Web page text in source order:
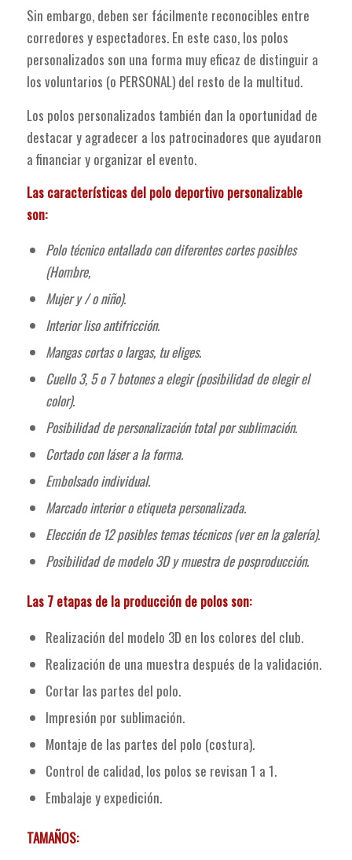
Sin embargo, deben ser fácilmente reconocibles entre
corredores y espectadores. En este caso, los polos
personalizados son una forma muy eficaz de distinguir a
los voluntarios (o PERSONAL) del resto de la multitud.
Los polos personalizados también dan la oportunidad de
destacar y agradecer a los patrocinadores que ayudaron
a financiar y organizar el evento.
Las características del polo deportivo personalizable
son:
Polo técnico entallado con diferentes cortes posibles
(Hombre,
Mujer y / o niño).
Interior liso antifricción.
Mangas cortas o largas, tu eliges.
Cuello 3, 5 o 7 botones a elegir (posibilidad de elegir el
color).
Posibilidad de personalización total por sublimación.
Cortado con láser a la forma.
Embolsado individual.
Marcado interior o etiqueta personalizada.
Elección de 12 posibles temas técnicos (ver en la galería).
Posibilidad de modelo 3D y muestra de posproducción.
Las 7 etapas de la producción de polos son:
Realización del modelo 3D en los colores del club.
Realización de una muestra después de la validación.
Cortar las partes del polo.
Impresión por sublimación.
Montaje de las partes del polo (costura).
Control de calidad, los polos se revisan 1 a 1.
Embalaje y expedición.
TAMAÑOS: